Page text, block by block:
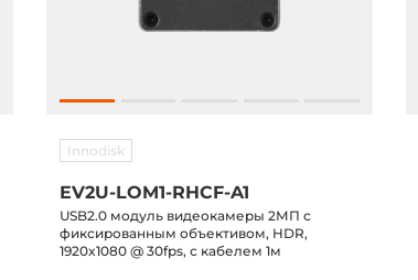
Innodisk
EV2U-LOM1-RHCF-A1
USB2.0 модуль видеокамеры 2МП с
фиксированным объективом, HDR,
1920x1080 @ 30fps, с кабелем 1м